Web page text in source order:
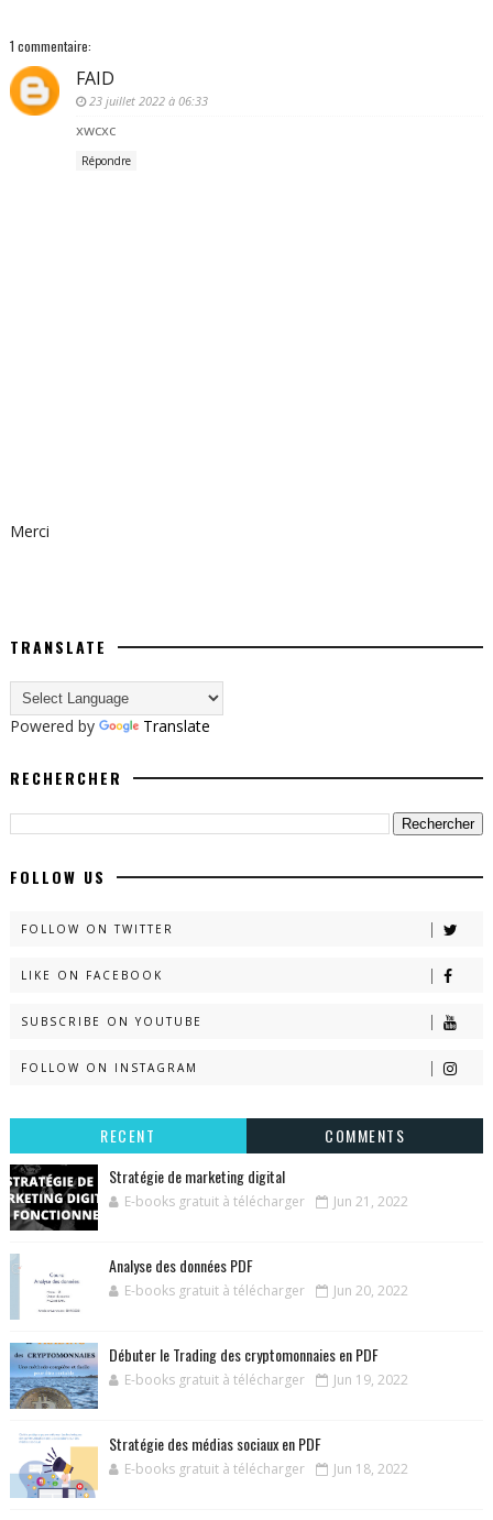
1 commentaire:
FAID
23 juillet 2022 à 06:33
xwcxc
Répondre
Merci
TRANSLATE
Powered by Translate
RECHERCHER
FOLLOW US
FOLLOW ON TWITTER
LIKE ON FACEBOOK
SUBSCRIBE ON YOUTUBE
FOLLOW ON INSTAGRAM
RECENT
COMMENTS
Stratégie de marketing digital
E-books gratuit à télécharger Jun 21, 2022
Analyse des données PDF
E-books gratuit à télécharger Jun 20, 2022
Débuter le Trading des cryptomonnaies en PDF
E-books gratuit à télécharger Jun 19, 2022
Stratégie des médias sociaux en PDF
E-books gratuit à télécharger Jun 18, 2022